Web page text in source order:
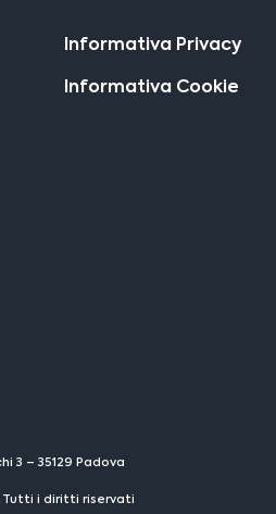
Informativa Privacy
Informativa Cookie
3 – 35129 Padova
Tutti i diritti riservati